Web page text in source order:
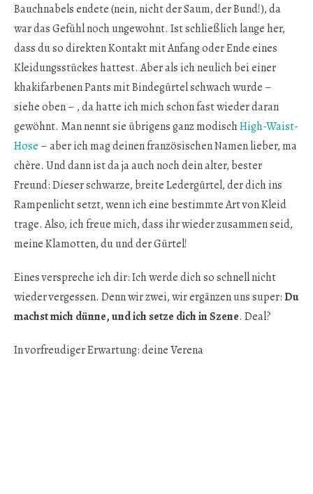
Bauchnabels endete (nein, nicht der Saum, der Bund!), da
war das Gefühl noch ungewohnt. Ist schließlich lange her,
dass du so direkten Kontakt mit Anfang oder Ende eines
Kleidungsstückes hattest. Aber als ich neulich bei einer
khakifarbenen Pants mit Bindegürtel schwach wurde –
siehe oben – , da hatte ich mich schon fast wieder daran
gewöhnt. Man nennt sie übrigens ganz modischHigh-Waist-
Hose – aber ich mag deinen französischen Namen lieber, ma
chère. Und dann ist da ja auch noch dein alter, bester
Freund: Dieser schwarze, breite Ledergürtel, der dich ins
Rampenlicht setzt, wenn ich eine bestimmte Art von Kleid
trage. Also, ich freue mich, dass ihr wieder zusammen seid,
meine Klamotten, du und der Gürtel!
Eines verspreche ich dir: Ich werde dich so schnell nicht
wieder vergessen. Denn wir zwei, wir ergänzen uns super:Du
machst mich dünne, und ich setze dich in Szene. Deal?
In vorfreudiger Erwartung: deine Verena